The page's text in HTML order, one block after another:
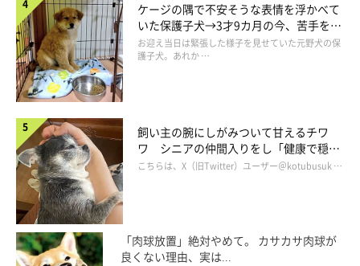
翌朝になると、もうすっかり警戒心ゼロ。まるで「え？10年前か
らこうでしたけど？」と言わんばかりの顔で、当然のようにして
います。マロたんの順応力というか、気まぐれというか、拍子抜
けしつつもさすがマロたんだなと思います。
ケージの隅で不安そうな表情を浮かべて
いた保護子犬→3才9カ月の今、苦手を克
服し頼もしいコに成長！
お迎え当日は緊張した様子を見せていた元野犬の保
護子犬。あれか …
飼い主の腕にしがみついて甘えるチワ
ワ シニアの仲間入りをし「健康で穏や
かな暮らしが続いてほしい」と願う
こちらは、X（旧Twitter）ユーザー＠kotubusuk …
「肉球放置」絶対やめて。 カサカサ肉球が
良くない理由、実は...